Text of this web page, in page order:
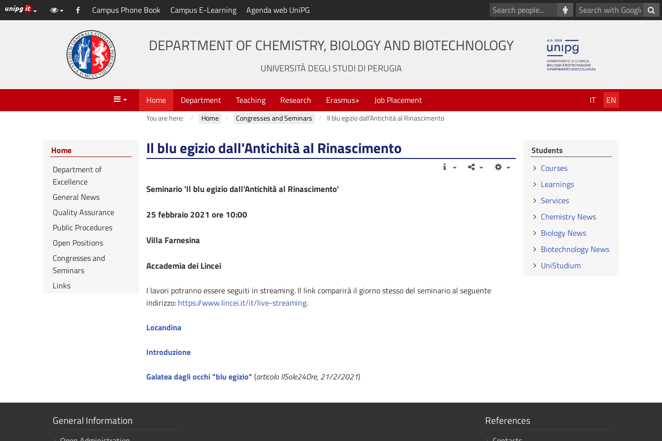
Skip
to
UniPG top links Facebook
Campus Phone Book Campus E-Learning Agenda web UniPG
Search
with
Search
people
DEPARTMENT OF CHEMISTRY, BIOLOGY AND BIOTECHNOLOGY
UNIVERSITÀ DEGLI STUDI DI PERUGIA
Menu Home Department Teaching Research Erasmus+ Job Placement IT EN
You are here: Home Congresses and Seminars Il blu egizio dall'Antichità al Rinascimento
Il blu egizio dall'Antichità al Rinascimento
Seminario 'Il blu egizio dall'Antichità al Rinascimento'
25 febbraio 2021 ore 10:00
Villa Farnesina
Accademia dei Lincei
I lavori potranno essere seguiti in streaming. Il link comparirà il giorno stesso del seminario al seguente
indirizzo: https://www.lincei.it/it/live-streaming.
Locandina
Introduzione
Galatea dagli occhi "blu egizio" (articolo IlSole24Ore, 21/2/2021)
Home
Department of
Excellence
General News
Quality Assurance
Public Procedures
Open Positions
Congresses and
Seminars
Links
Students
Courses
Learnings
Services
Chemistry News
Biology News
Biotechnology News
UniStudium
Show
links
General Information
Show
links
References